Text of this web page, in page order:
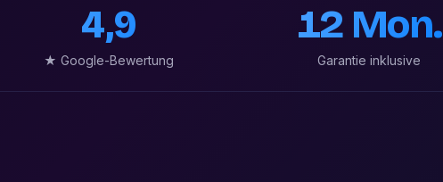
4,9
★ Google-Bewertung
12 Mon.
Garantie inklusive